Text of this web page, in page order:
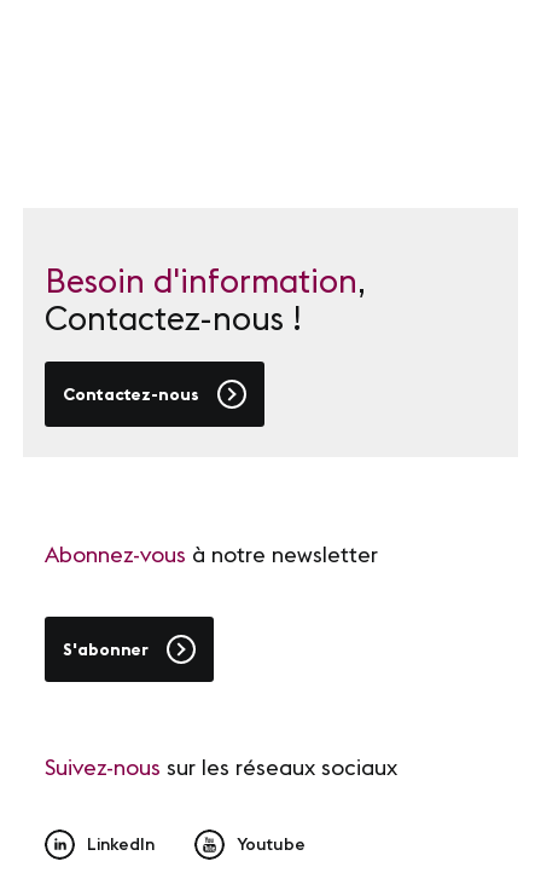
Besoin d'information,
Contactez-nous !
Contactez-nous
Abonnez-vous à notre newsletter
S'abonner
Suivez-nous sur les réseaux sociaux
LinkedIn Youtube